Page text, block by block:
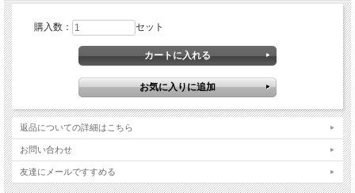
購入数： セット
返品についての詳細はこちら
お問い合わせ
友達にメールですすめる